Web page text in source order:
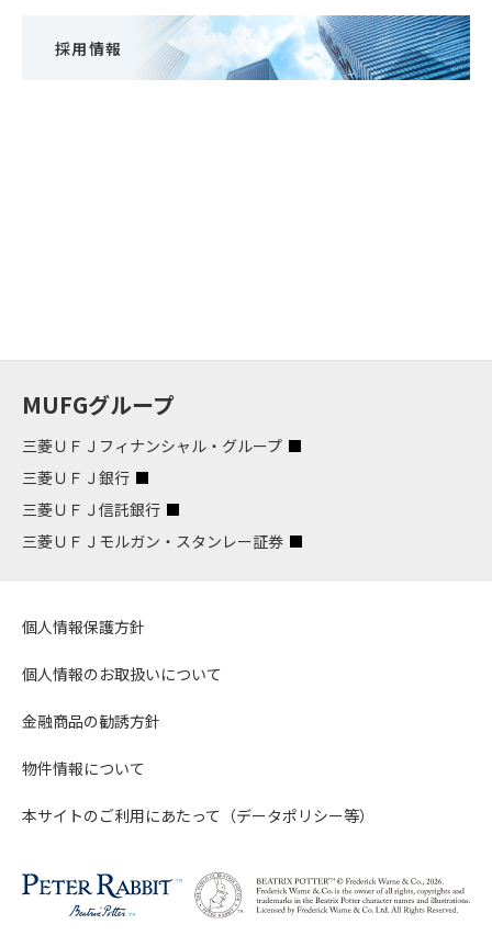
採用情報
MUFGグループ
三菱ＵＦＪフィナンシャル・グループ
三菱ＵＦＪ銀行
三菱ＵＦＪ信託銀行
三菱ＵＦＪモルガン・スタンレー証券
個人情報保護方針
個人情報のお取扱いについて
金融商品の勧誘方針
物件情報について
本サイトのご利用にあたって（データポリシー等）